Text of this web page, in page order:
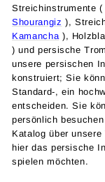
Streichinstrumente (
Shourangiz ),
Kamancha ),
) und persische
unsere persischen
konstruiert; Sie
Standard-, ein
entscheiden. Sie
persönlich
Katalog über
hier das persische
spielen möchten.